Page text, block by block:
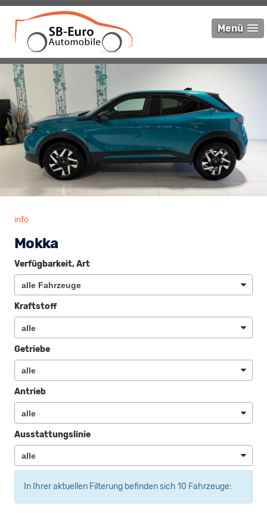
Menü
info
Mokka
Verfügbarkeit, Art
Kraftstoff
Getriebe
Antrieb
Ausstattungslinie
In Ihrer aktuellen Filterung befinden sich 10 Fahrzeuge: